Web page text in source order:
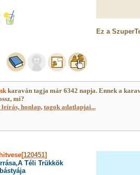
Ez a
karaván tagja már 6342 napja. Ennek a
mi?
leírás, honlap, tagok adatlapjai...
hitvese[120451]
Téli Trükkök